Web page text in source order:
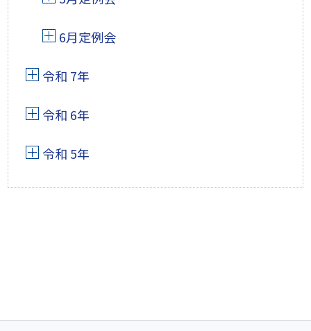
6月定例会
令和 7年
令和 6年
令和 5年